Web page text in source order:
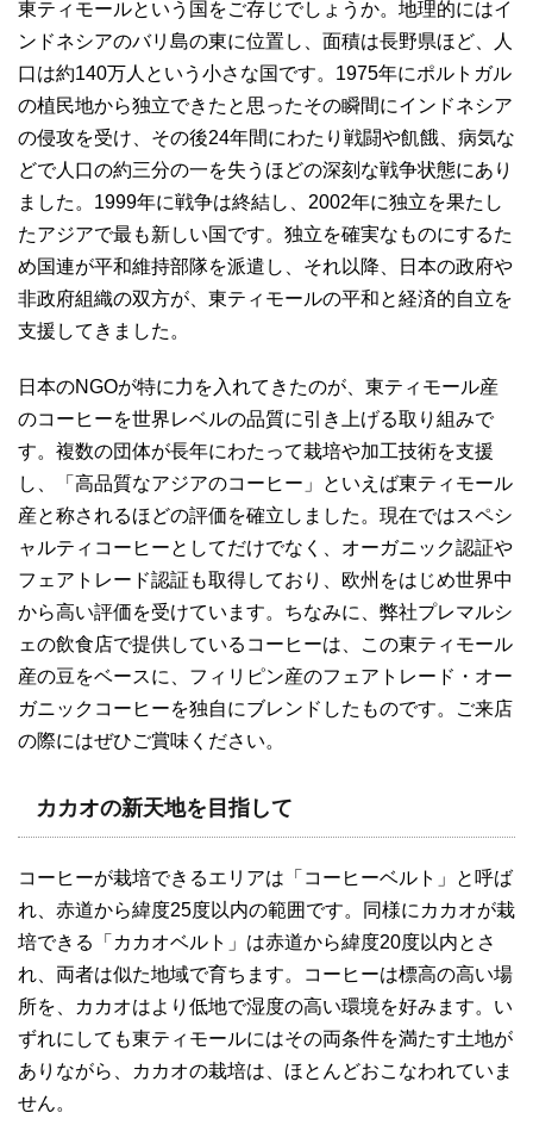
東ティモールという国をご存じでしょうか。地理的にはイ
ンドネシアのバリ島の東に位置し、面積は長野県ほど、人
口は約140万人という小さな国です。1975年にポルトガル
の植民地から独立できたと思ったその瞬間にインドネシア
の侵攻を受け、その後24年間にわたり戦闘や飢餓、病気な
どで人口の約三分の一を失うほどの深刻な戦争状態にあり
ました。1999年に戦争は終結し、2002年に独立を果たし
たアジアで最も新しい国です。独立を確実なものにするた
め国連が平和維持部隊を派遣し、それ以降、日本の政府や
非政府組織の双方が、東ティモールの平和と経済的自立を
支援してきました。
日本のN‌G‌Oが特に力を入れてきたのが、東ティモール産
のコーヒーを世界レベルの品質に引き上げる取り組みで
す。複数の団体が長年にわたって栽培や加工技術を支援
し、「高品質なアジアのコーヒー」といえば東ティモール
産と称されるほどの評価を確立しました。現在ではスペシ
ャルティコーヒーとしてだけでなく、オーガニック認証や
フェアトレード認証も取得しており、欧州をはじめ世界中
から高い評価を受けています。ちなみに、弊社プレマルシ
ェの飲食店で提供しているコーヒーは、この東ティモール
産の豆をベースに、フィリピン産のフェアトレード・オー
ガニックコーヒーを独自にブレンドしたものです。ご来店
の際にはぜひご賞味ください。
カカオの新天地を目指して
コーヒーが栽培できるエリアは「コーヒーベルト」と呼ば
れ、赤道から緯度25度以内の範囲です。同様にカカオが栽
培できる「カカオベルト」は赤道から緯度20度以内とさ
れ、両者は似た地域で育ちます。コーヒーは標高の高い場
所を、カカオはより低地で湿度の高い環境を好みます。い
ずれにしても東ティモールにはその両条件を満たす土地が
ありながら、カカオの栽培は、ほとんどおこなわれていま
せん。